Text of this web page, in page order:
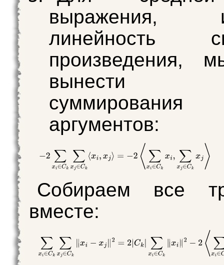
выражения,
линейность
произведения,
вынести
аргументов:
Собираем все
вместе: